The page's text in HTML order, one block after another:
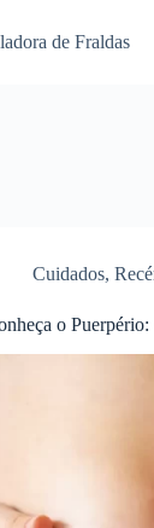
de Fraldas
Cuidados,
o